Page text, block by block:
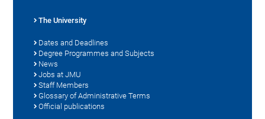
The University
Dates and Deadlines
Degree Programmes and Subjects
News
Jobs at JMU
Staff Members
Glossary of Administrative Terms
Official publications